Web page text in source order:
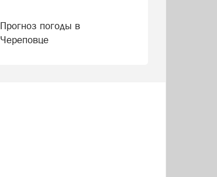
Прогноз погоды в
Череповце